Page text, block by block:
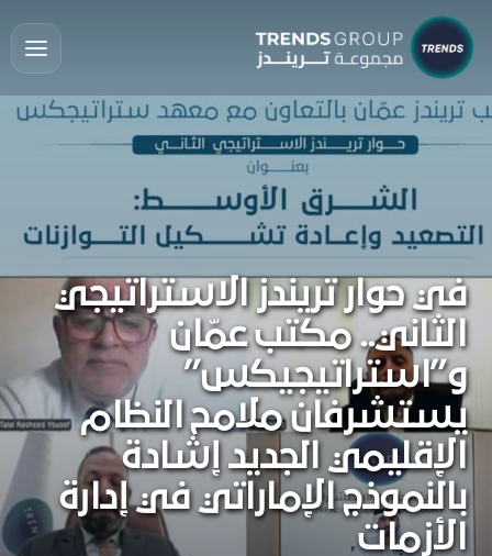
في حوار تريندز الاستراتيجي
الثاني.. مكتب عمّان
و”استراتيجيكس”
يستشرفان ملامح النظام
الإقليمي الجديد إشادة
بالنموذج الإماراتي في إدارة
الأزمات